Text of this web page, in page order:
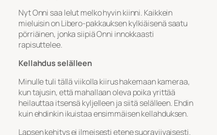
Nyt Onni saa lelut melko hyvin kiinni. Kaikkein
mieluisin on Libero-pakkauksen kylkiäisenä saatu
pörriäinen, jonka siipiä Onni innokkaasti
rapisuttelee.
Kellahdus selälleen
Minulle tuli tällä viikolla kiirus hakemaan kameraa,
kun tajusin, että mahallaan oleva poika yrittää
heilauttaa itsensä kyljelleen ja siitä selälleen. Ehdin
kuin ehdinkin ikuistaa ensimmäisen kellahduksen.
Lapsen kehitys ei ilmeisesti etene suoraviivaisesti.